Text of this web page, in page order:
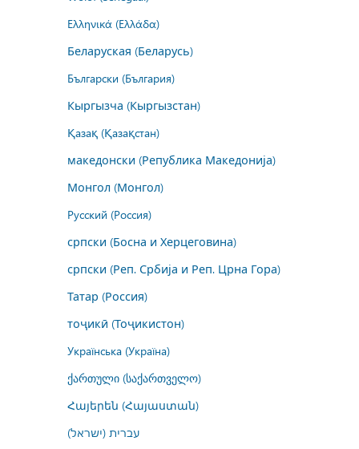
Ελληνικά (Ελλάδα)
Беларуская (Беларусь)
Български (България)
Кыргызча (Кыргызстан)
Қазақ (Қазақстан)
македонски (Република Македонија)
Монгол (Монгол)
Русский (Россия)
српски (Босна и Херцеговина)
српски (Реп. Србија и Реп. Црна Гора)
Татар (Россия)
тоҷикӣ (Тоҷикистон)
Українська (Україна)
ქართული (საქართველო)
Հայերեն (Հայաստան)
עברית (ישראל)